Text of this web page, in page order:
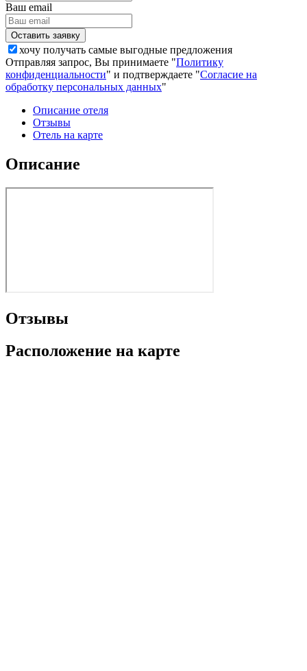
Ваш email
хочу получать самые выгодные предложения
Отправляя запрос, Вы принимаете "Политику
конфиденциальности" и подтверждаете "Согласие на
обработку персональных данных"
Описание отеля
Отзывы
Отель на карте
Описание
Отзывы
Расположение на карте